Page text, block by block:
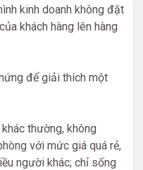
kinh doanh không đặt
khách hàng lên hàng
để giải thích một
thường, không
với mức giá quá rẻ,
người khác; chỉ sống